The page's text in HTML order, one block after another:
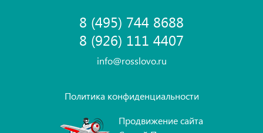
8 (495) 744 8688
8 (926) 111 4407
info@rosslovo.ru
Политика конфиденциальности
Продвижение сайта